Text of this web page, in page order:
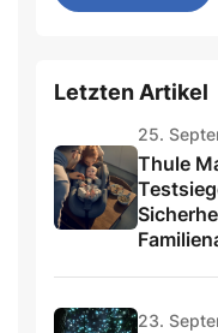
Letzten Artikel
25.
Thule
23.